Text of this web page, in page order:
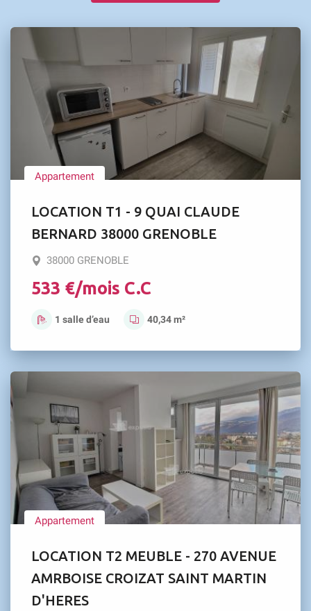
Appartement
LOCATION T1 - 9 QUAI CLAUDE
BERNARD 38000 GRENOBLE
38000 GRENOBLE
533 €/mois C.C
1 salle d’eau 40,34 m²
Appartement
LOCATION T2 MEUBLE - 270 AVENUE
AMRBOISE CROIZAT SAINT MARTIN
D'HERES